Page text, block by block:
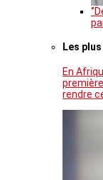
Les
En
rendre